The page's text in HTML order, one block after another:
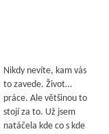
Nikdy nevíte, kam vás
to zavede. Život…
práce. Ale většinou to
stojí za to. Už jsem
natáčela kde co s kde